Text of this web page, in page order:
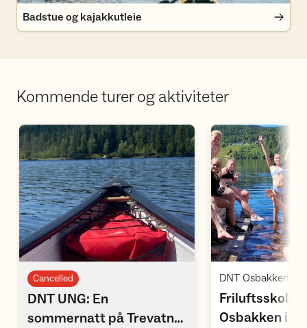
Badstue og kajakkutleie
Kommende turer og aktiviteter
Open activities
Cancelled
DNT UNG: En
sommernatt på Trevatna
Friluftsskole
Osbakken i